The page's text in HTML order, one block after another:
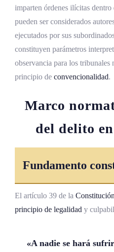
imparten órdenes ilícitas dentro
pueden ser considerados
ejecutados por sus
constituyen parámetros
observancia para los tribunales
principio de convencionalidad.
Marco
del delito
Fundamento
El artículo 39 de la
principio de legalidad y
«A nadie se hará